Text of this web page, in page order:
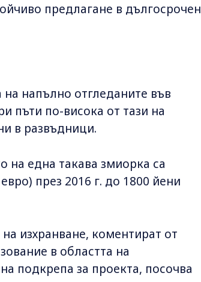
предлагане в дългосрочен
напълно отгледаните във
пъти по-висока от тази на
в развъдници.
на една такава змиорка са
през 2016 г. до 1800 йени
изхранване, коментират от
в областта на
подкрепа за проекта, посочва